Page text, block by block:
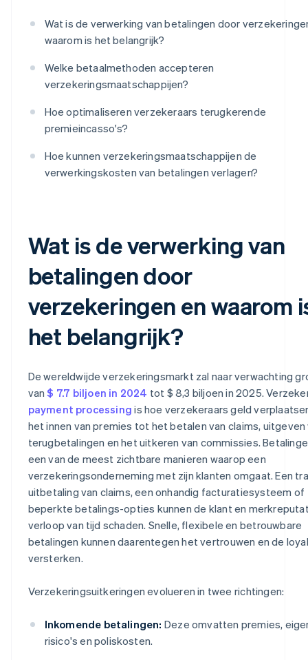
Wat is de verwerking van betalingen door
waarom is het belangrijk?
Welke betaalmethoden accepteren
verzekeringsmaatschappijen?
Hoe optimaliseren verzekeraars terugkerende
premieincasso's?
Hoe kunnen verzekeringsmaatschappijen de
verwerkingskosten van betalingen verlagen?
Wat is de verwerking van
betalingen door
verzekeringen en waarom
het belangrijk?
De wereldwijde verzekeringsmarkt zal naar verwachting
van$ 7.7 biljoen in 2024 tot $ 8,3 biljoen in 2025.
payment processing is hoe verzekeraars geld
het innen van premies tot het betalen van claims, uitgeven
terugbetalingen en het uitkeren van commissies.
een van de meest zichtbare manieren waarop een
verzekeringsonderneming met zijn klanten omgaat. Een
uitbetaling van claims, een onhandig facturatiesysteem of
beperkte betalings-opties kunnen de klant en
verloop van tijd schaden. Snelle, flexibele en betrouwbare
betalingen kunnen daarentegen het vertrouwen en de
versterken.
Verzekeringsuitkeringen evolueren in twee richtingen:
Inkomende betalingen: Deze omvatten premies,
risico's en poliskosten.